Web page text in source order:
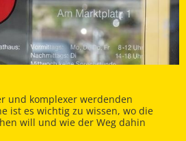
und komplexer werdenden
ist es wichtig zu wissen, wo die
will und wie der Weg dahin